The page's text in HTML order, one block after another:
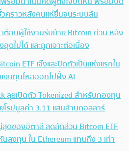
คราวหลังคนแห่ยื่นจนระบบล้น
เตือนผู้ใช้งานรีบย้าย Bitcoin ด่วน หลัง
ดไม่ได้ และถูกเจาะต่อเนื่อง
ETF เจ๊งและปิดตัวเป็นแห่งแรกใน
งินทุนไหลออกไปฝั่ง AI
ลุยเปิดตัว Tokenized สำหรับกองทุน
โรปมูลค่า 3.11 แสนล้านดอลลาร์
ดของอิตาลี ลดสัดส่วน Bitcoin ETF
ลงทุน ใน Ethereum แทนถึง 3 เท่า